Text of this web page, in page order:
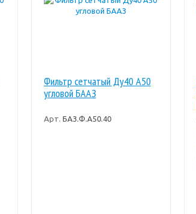
Фильтр сетчатый Ду40 А50
угловой БААЗ
Арт. БАЗ.Ф.А50.40